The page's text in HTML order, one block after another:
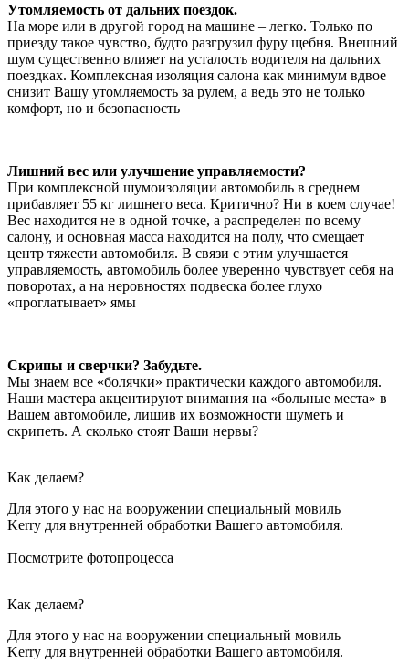
Утомляемость от дальних поездок.
На море или в другой город на машине – легко. Только по
приезду такое чувство, будто разгрузил фуру щебня. Внешний
шум существенно влияет на усталость водителя на дальних
поездках. Комплексная изоляция салона как минимум вдвое
снизит Вашу утомляемость за рулем, а ведь это не только
комфорт, но и безопасность
Лишний вес или улучшение управляемости?
При комплексной шумоизоляции автомобиль в среднем
прибавляет 55 кг лишнего веса. Критично? Ни в коем случае!
Вес находится не в одной точке, а распределен по всему
салону, и основная масса находится на полу, что смещает
центр тяжести автомобиля. В связи с этим улучшается
управляемость, автомобиль более уверенно чувствует себя на
поворотах, а на неровностях подвеска более глухо
«проглатывает» ямы
Скрипы и сверчки? Забудьте.
Мы знаем все «болячки» практически каждого автомобиля.
Наши мастера акцентируют внимания на «больные места» в
Вашем автомобиле, лишив их возможности шуметь и
скрипеть. А сколько стоят Ваши нервы?
Как делаем?
Для этого у нас на вооружении специальный мовиль
Kerry для внутренней обработки Вашего автомобиля.
Посмотрите фотопроцесса
Как делаем?
Для этого у нас на вооружении специальный мовиль
Kerry для внутренней обработки Вашего автомобиля.